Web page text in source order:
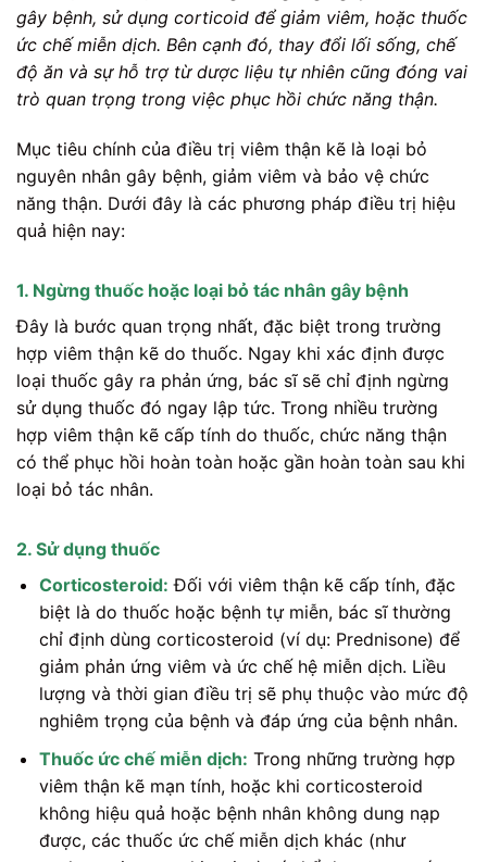
gây bệnh, sử dụng corticoid để giảm viêm, hoặc thuốc
ức chế miễn dịch. Bên cạnh đó, thay đổi lối sống, chế
độ ăn và sự hỗ trợ từ dược liệu tự nhiên cũng đóng vai
trò quan trọng trong việc phục hồi chức năng thận.
Mục tiêu chính của điều trị viêm thận kẽ là loại bỏ
nguyên nhân gây bệnh, giảm viêm và bảo vệ chức
năng thận. Dưới đây là các phương pháp điều trị hiệu
quả hiện nay:
1. Ngừng thuốc hoặc loại bỏ tác nhân gây bệnh
Đây là bước quan trọng nhất, đặc biệt trong trường
hợp viêm thận kẽ do thuốc. Ngay khi xác định được
loại thuốc gây ra phản ứng, bác sĩ sẽ chỉ định ngừng
sử dụng thuốc đó ngay lập tức. Trong nhiều trường
hợp viêm thận kẽ cấp tính do thuốc, chức năng thận
có thể phục hồi hoàn toàn hoặc gần hoàn toàn sau khi
loại bỏ tác nhân.
2. Sử dụng thuốc
Corticosteroid: Đối với viêm thận kẽ cấp tính, đặc
biệt là do thuốc hoặc bệnh tự miễn, bác sĩ thường
chỉ định dùng corticosteroid (ví dụ: Prednisone) để
giảm phản ứng viêm và ức chế hệ miễn dịch. Liều
lượng và thời gian điều trị sẽ phụ thuộc vào mức độ
nghiêm trọng của bệnh và đáp ứng của bệnh nhân.
Thuốc ức chế miễn dịch: Trong những trường hợp
viêm thận kẽ mạn tính, hoặc khi corticosteroid
không hiệu quả hoặc bệnh nhân không dung nạp
được, các thuốc ức chế miễn dịch khác (như